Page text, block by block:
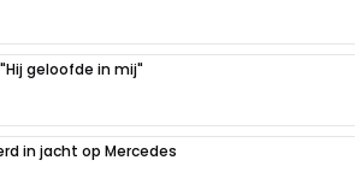
er niet aan moeten denken dat die
geloofde in mij"
in jacht op Mercedes